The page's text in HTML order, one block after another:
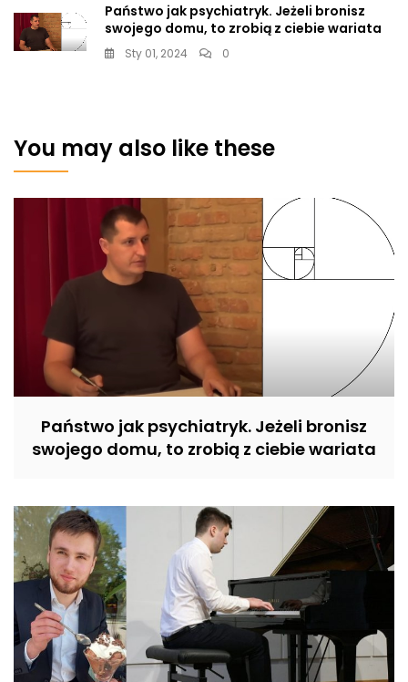
Państwo jak psychiatryk. Jeżeli bronisz
swojego domu, to zrobią z ciebie wariata
Sty 01, 2024 0
You may also like these
Państwo jak psychiatryk. Jeżeli bronisz
swojego domu, to zrobią z ciebie wariata